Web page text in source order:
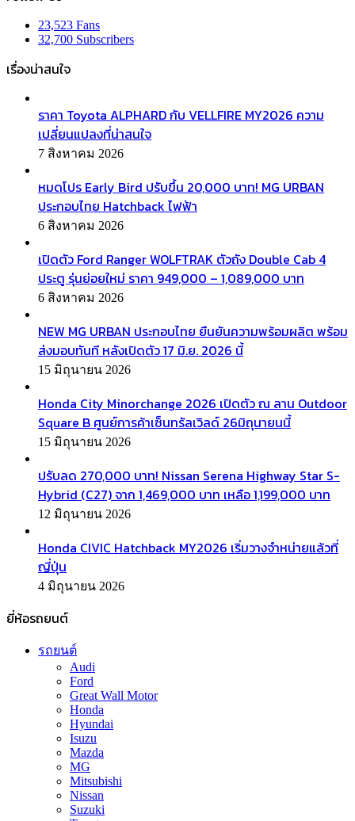
23,523 Fans
32,700 Subscribers
เรื่องน่าสนใจ
ราคา Toyota ALPHARD กับ VELLFIRE MY2026 ความ
เปลี่ยนแปลงที่น่าสนใจ
7 สิงหาคม 2026
หมดโปร Early Bird ปรับขึ้น 20,000 บาท! MG URBAN
ประกอบไทย Hatchback ไฟฟ้า
6 สิงหาคม 2026
เปิดตัว Ford Ranger WOLFTRAK ตัวถัง Double Cab 4
ประตู รุ่นย่อยใหม่ ราคา 949,000 – 1,089,000 บาท
6 สิงหาคม 2026
NEW MG URBAN ประกอบไทย ยืนยันความพร้อมผลิต พร้อม
ส่งมอบทันที หลังเปิดตัว 17 มิ.ย. 2026 นี้
15 มิถุนายน 2026
Honda City Minorchange 2026 เปิดตัว ณ ลาน Outdoor
Square B ศูนย์การค้าเซ็นทรัลเวิลด์ 26มิถุนายนนี้
15 มิถุนายน 2026
ปรับลด 270,000 บาท! Nissan Serena Highway Star S-
Hybrid (C27) จาก 1,469,000 บาท เหลือ 1,199,000 บาท
12 มิถุนายน 2026
Honda CIVIC Hatchback MY2026 เริ่มวางจำหน่ายแล้วที่
ญี่ปุ่น
4 มิถุนายน 2026
ยี่ห้อรถยนต์
รถยนต์
Audi
Ford
Great Wall Motor
Honda
Hyundai
Isuzu
Mazda
MG
Mitsubishi
Nissan
Suzuki